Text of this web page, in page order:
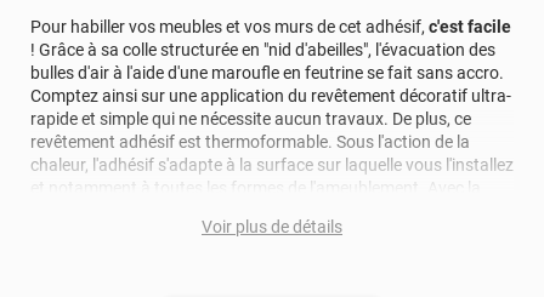
plus d'un mois après la pose, c'est probablement des
bulles de poussière. Cela peut arriver s'il restait de la
poussière, ou lors de la manipulation du film.
Pour habiller vos meubles et vos murs de cet adhésif, c'est facile
! Grâce à sa colle structurée en "nid d'abeilles", l'évacuation des
bulles d'air à l'aide d'une maroufle en feutrine se fait sans accro.
Comptez ainsi sur une application du revêtement décoratif ultra-
rapide et simple qui ne nécessite aucun travaux. De plus, ce
revêtement adhésif est thermoformable. Sous l'action de la
chaleur, l'adhésif s'adapte à la surface sur laquelle vous l'installez
et notamment à toutes les formes de l'ameublement. Avec la
d'économie par rapport à une rénovation classique.
Voir plus de détails